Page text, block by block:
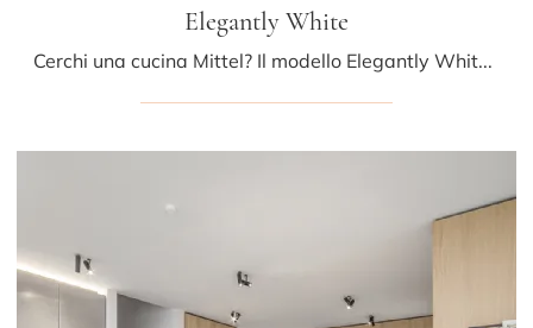
Elegantly White
Cerchi una cucina Mittel? Il modello Elegantly White in laccato opaco ti attende nel nostro negozio di Cucine Design con isola.